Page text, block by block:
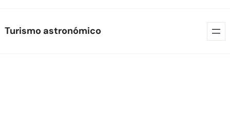
to
Turismo astronómico